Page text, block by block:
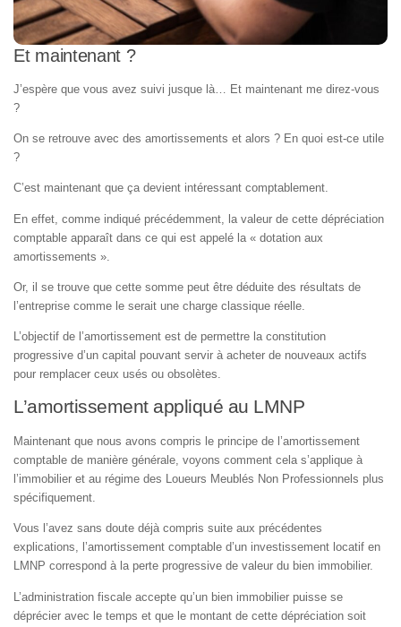
Et maintenant ?
J’espère que vous avez suivi jusque là… Et maintenant me direz-vous
?
On se retrouve avec des amortissements et alors ? En quoi est-ce utile
?
C’est maintenant que ça devient intéressant comptablement.
En effet, comme indiqué précédemment, la valeur de cette dépréciation
comptable apparaît dans ce qui est appelé la « dotation aux
amortissements ».
Or, il se trouve que cette somme peut être déduite des résultats de
l’entreprise comme le serait une charge classique réelle.
L’objectif de l’amortissement est de permettre la constitution
progressive d’un capital pouvant servir à acheter de nouveaux actifs
pour remplacer ceux usés ou obsolètes.
L’amortissement appliqué au LMNP
Maintenant que nous avons compris le principe de l’amortissement
comptable de manière générale, voyons comment cela s’applique à
l’immobilier et au régime des Loueurs Meublés Non Professionnels plus
spécifiquement.
Vous l’avez sans doute déjà compris suite aux précédentes
explications, l’amortissement comptable d’un investissement locatif en
LMNP correspond à la perte progressive de valeur du bien immobilier.
L’administration fiscale accepte qu’un bien immobilier puisse se
déprécier avec le temps et que le montant de cette dépréciation soit